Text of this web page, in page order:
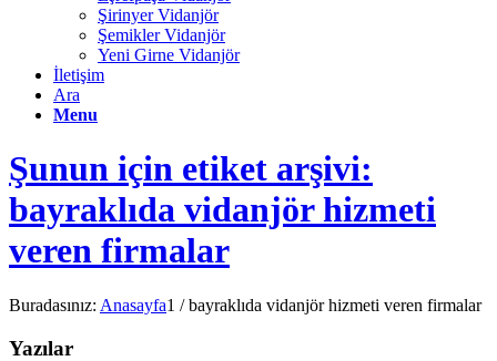
Şirinyer Vidanjör
Şemikler Vidanjör
Yeni Girne Vidanjör
İletişim
Ara
Menu
Şunun için etiket arşivi:
bayraklıda vidanjör hizmeti
veren firmalar
Buradasınız: Anasayfa1 / bayraklıda vidanjör hizmeti veren firmalar
Yazılar